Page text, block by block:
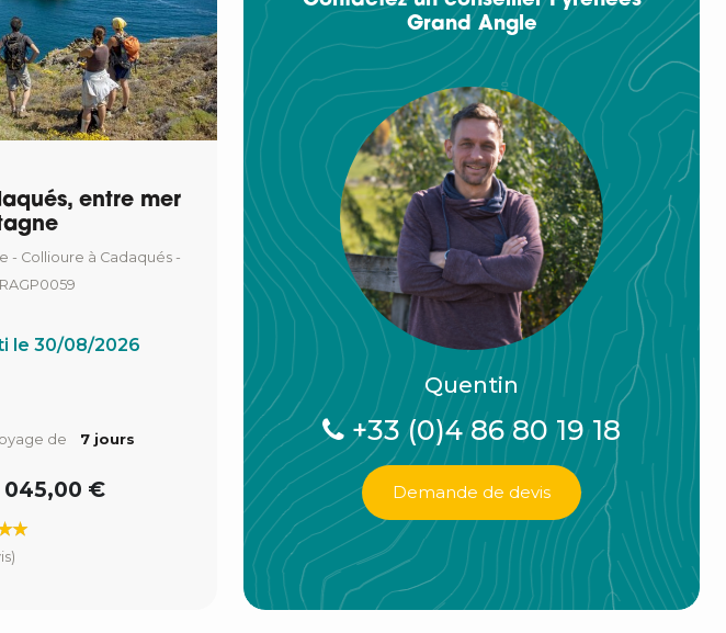
entre mer
- Collioure à Cadaqués -
le 30/08/2026
de 7 jours
045,00 €
Grand Angle
Quentin
+33 (0)4 86 80 19 18
Demande de devis